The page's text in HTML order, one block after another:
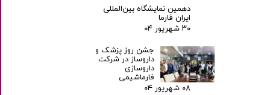
دهمین نمایشگاه بین‌المللی
ایران فارما
۳۰ شهریور ۰۴
جشن روز پزشک و
داروساز در شرکت
داروسازی
فارماشیمی
۰۸ شهریور ۰۴